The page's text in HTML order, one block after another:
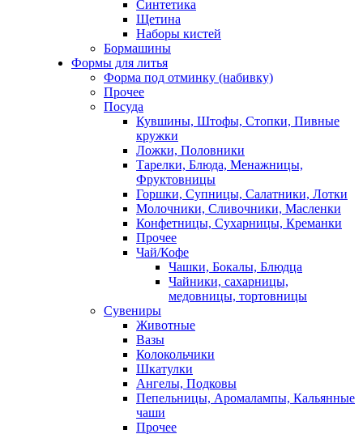
Синтетика
Щетина
Наборы кистей
Бормашины
Формы для литья
Форма под отминку (набивку)
Прочее
Посуда
Кувшины, Штофы, Стопки, Пивные
кружки
Ложки, Половники
Тарелки, Блюда, Менажницы,
Фруктовницы
Горшки, Супницы, Салатники, Лотки
Молочники, Сливочники, Масленки
Конфетницы, Сухарницы, Креманки
Прочее
Чай/Кофе
Чашки, Бокалы, Блюдца
Чайники, сахарницы,
медовницы, тортовницы
Сувениры
Животные
Вазы
Колокольчики
Шкатулки
Ангелы, Подковы
Пепельницы, Аромалампы, Кальянные
чаши
Прочее